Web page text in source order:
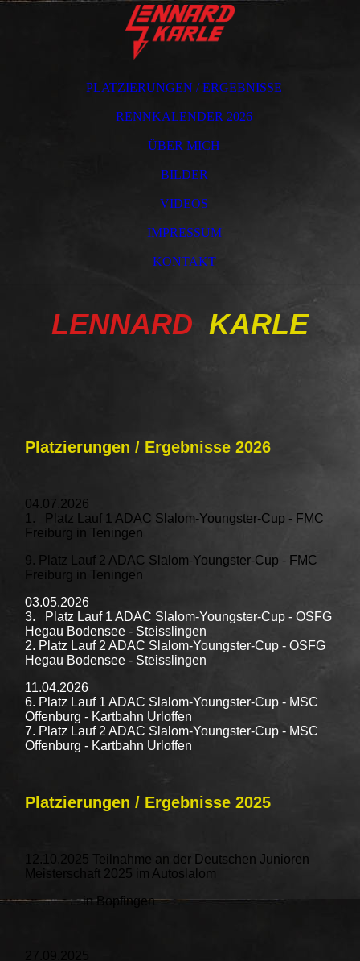
PLATZIERUNGEN / ERGEBNISSE
RENNKALENDER 2026
ÜBER MICH
BILDER
VIDEOS
IMPRESSUM
KONTAKT
LENNARD KARLE
Platzierungen / Ergebnisse 2026
04.07.2026
1. Platz Lauf 1 ADAC Slalom-Youngster-Cup - FMC
Freiburg in Teningen
9. Platz Lauf 2 ADAC Slalom-Youngster-Cup - FMC
Freiburg in Teningen
03.05.2026
3. Platz Lauf 1 ADAC Slalom-Youngster-Cup - OSFG
Hegau Bodensee - Steisslingen
2. Platz Lauf 2 ADAC Slalom-Youngster-Cup - OSFG
Hegau Bodensee - Steisslingen
11.04.2026
6. Platz Lauf 1 ADAC Slalom-Youngster-Cup - MSC
Offenburg - Kartbahn Urloffen
7. Platz Lauf 2 ADAC Slalom-Youngster-Cup - MSC
Offenburg - Kartbahn Urloffen
Platzierungen / Ergebnisse 2025
12.10.2025 Teilnahme an der Deutschen Junioren
Meisterschaft 2025 im Autoslalom
in Bopfingen